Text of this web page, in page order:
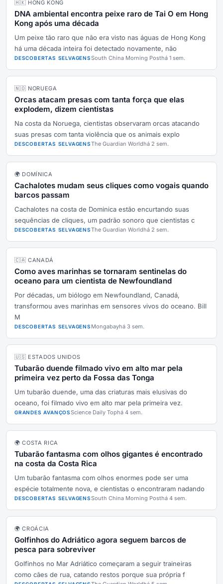
🇭🇰 HONG KONG
DNA ambiental encontra peixe raro de Tai O em Hong
Kong após uma década
Um peixe tão raro que não era visto nas águas de Hong Kong
há uma década inteira foi detectado novamente, não
DESCOBERTAS SELVAGENSSouth China Morning Posthá 1 sem.
🇳🇴 NORUEGA
Orcas atacam presas com tanta força que elas
explodem, dizem cientistas
Na costa da Noruega, cientistas observaram orcas atacando
suas presas com tanta violência que os animais explo
DESCOBERTAS SELVAGENSThe Guardian Worldhá 2 sem.
🌍 DOMÍNICA
Cachalotes mudam seus cliques como vogais quando
barcos passam
Cachalotes na costa de Dominica estão encurtando suas
sequências de cliques, um padrão sonoro que cientistas c
DESCOBERTAS SELVAGENSThe Guardian Worldhá 2 sem.
🇨🇦 CANADÁ
Como aves marinhas se tornaram sentinelas do
oceano para um cientista de Newfoundland
Por décadas, um biólogo em Newfoundland, Canadá,
transformou aves marinhas em sensores vivos do oceano. Bill
M
DESCOBERTAS SELVAGENS Mongabayhá 3 sem.
🇺🇸 ESTADOS UNIDOS
Tubarão duende filmado vivo em alto mar pela
primeira vez perto da Fossa das Tonga
Um tubarão duende, uma das criaturas mais elusivas do
oceano, foi filmado vivo em alto mar pela primeira vez.
GRANDES AVANÇOSScience Daily Tophá 4 sem.
🌍 COSTA RICA
Tubarão fantasma com olhos gigantes é encontrado
na costa da Costa Rica
Um tubarão fantasma com olhos enormes pode ser uma
espécie totalmente nova, e cientistas o encontraram nadando
DESCOBERTAS SELVAGENSSouth China Morning Posthá 4 sem.
🌍 CROÁCIA
Golfinhos do Adriático agora seguem barcos de
pesca para sobreviver
Golfinhos no Mar Adriático começaram a seguir traineiras
como cães de rua, catando restos porque sua própria f